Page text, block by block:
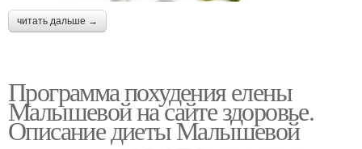
читать дальше →
Программа похудения елены
Малышевой на сайте здоровье.
Описание диеты Малышевой